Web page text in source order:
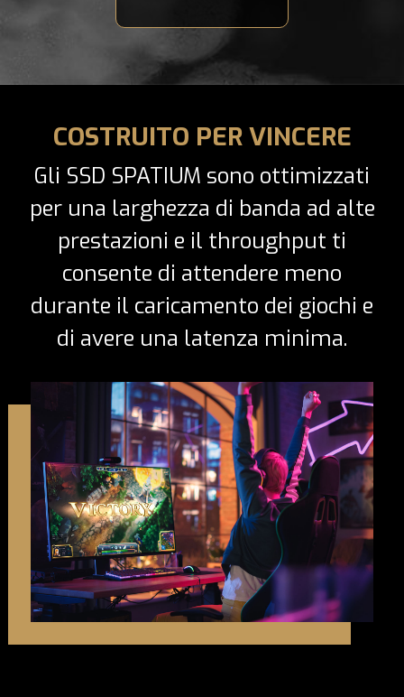
COSTRUITO PER VINCERE
Gli SSD SPATIUM sono ottimizzati
per una larghezza di banda ad alte
prestazioni e il throughput ti
consente di attendere meno
durante il caricamento dei giochi e
di avere una latenza minima.